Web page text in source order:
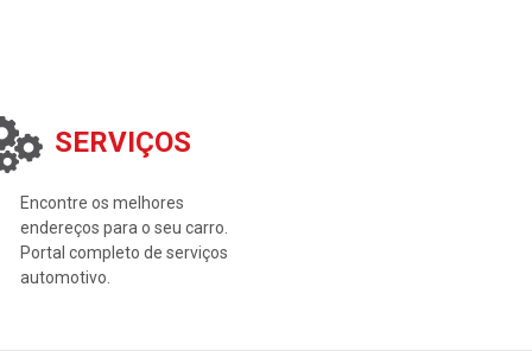
SERVIÇOS
Encontre os melhores
endereços para o seu carro.
Portal completo de serviços